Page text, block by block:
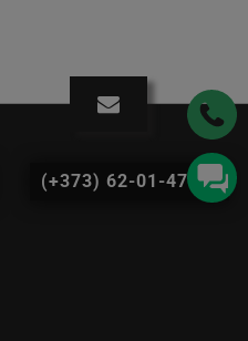
(+373) 62-01-47-04